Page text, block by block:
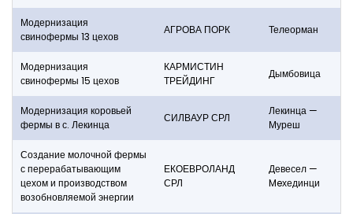
Модернизация
свинофермы 13 цехов
АГРОВА ПОРК Телеорман
Модернизация
свинофермы 15 цехов
КАРМИСТИН
ТРЕЙДИНГ
Дымбовица
Модернизация коровьей
фермы в с. Лекинца
СИЛВАУР СРЛ
Лекинца —
Муреш
Создание молочной фермы
с перерабатывающим
цехом и производством
возобновляемой энергии
ЕКОЕВРОЛАНД
СРЛ
Девесел —
Meхединци